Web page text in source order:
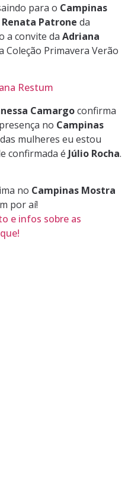
para o Campinas
Renata Patrone da
a convite da Adriana
Coleção Primavera Verão
Restum
Camargoconfirma
no Campinas
mulheres eu estou
confirmada é Júlio Rocha.
no Campinas Mostra
por aí!
e infos sobre as